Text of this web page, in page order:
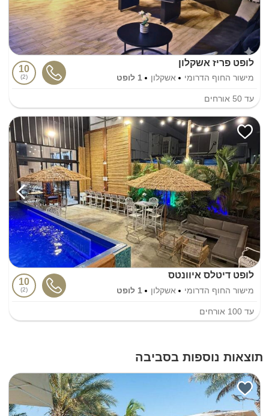
לופט פריז אשקלון
מישור החוף הדרומי אשקלון 1 לופט
10
2
עד 50 אורחים
לופט דיטלס איוונטס
מישור החוף הדרומי אשקלון 1 לופט
10
2
עד 100 אורחים
תוצאות נוספות בסביבה